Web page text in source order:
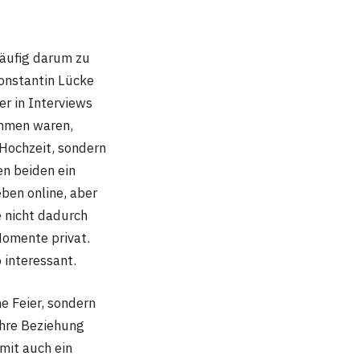
darum zu
Lücke
in Interviews
waren,
sondern
beiden ein
online, aber
nicht dadurch
privat.
interessant.
Feier, sondern
Beziehung
auch ein